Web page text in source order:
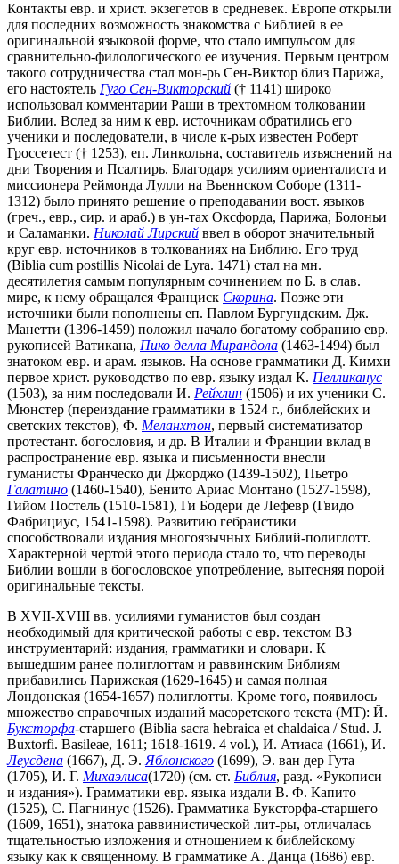
Контакты евр. и христ. экзегетов в средневек. Европе открыли
для последних возможность знакомства с Библией в ее
оригинальной языковой форме, что стало импульсом для
сравнительно-филологического ее изучения. Первым центром
такого сотрудничества стал мон-рь Сен-Виктор близ Парижа,
его настоятель Гуго Сен-Викторский († 1141) широко
использовал комментарии Раши в трехтомном толковании
Библии. Вслед за ним к евр. источникам обратились его
ученики и последователи, в числе к-рых известен Роберт
Гроссетест († 1253), еп. Линкольна, составитель изъяснений на
дни Творения и Псалтирь. Благодаря усилиям ориенталиста и
миссионера Реймонда Лулли на Вьеннском Соборе (1311-
1312) было принято решение о преподавании вост. языков
(греч., евр., сир. и араб.) в ун-тах Оксфорда, Парижа, Болоньи
и Саламанки. Николай Лирский ввел в оборот значительный
круг евр. источников в толкованиях на Библию. Его труд
(Biblia cum postillis Nicolai de Lyra. 1471) стал на мн.
десятилетия самым популярным сочинением по Б. в слав.
мире, к нему обращался Франциск Скорина. Позже эти
источники были пополнены еп. Павлом Бургундским. Дж.
Манетти (1396-1459) положил начало богатому собранию евр.
рукописей Ватикана, Пико делла Мирандола (1463-1494) был
знатоком евр. и арам. языков. На основе грамматики Д. Кимхи
первое христ. руководство по евр. языку издал К. Пелликанус
(1503), за ним последовали И. Рейхлин (1506) и их ученики С.
Мюнстер (переиздание грамматики в 1524 г., библейских и
светских текстов), Ф. Меланхтон, первый систематизатор
протестант. богословия, и др. В Италии и Франции вклад в
распространение евр. языка и письменности внесли
гуманисты Франческо ди Джорджо (1439-1502), Пьетро
Галатино (1460-1540), Бенито Ариас Монтано (1527-1598),
Гийом Постель (1510-1581), Ги Бодери де Лефевр (Гвидо
Фабрициус, 1541-1598). Развитию гебраистики
способствовали издания многоязычных Библий-полиглотт.
Характерной чертой этого периода стало то, что переводы
Библии вошли в богословское употребление, вытесняя порой
оригинальные тексты.
В XVII-XVIII вв. усилиями гуманистов был создан
необходимый для критической работы с евр. текстом ВЗ
инструментарий: издания, грамматики и словари. К
вышедшим ранее полиглоттам и раввинским Библиям
прибавились Парижская (1629-1645) и самая полная
Лондонская (1654-1657) полиглотты. Кроме того, появилось
множество справочных изданий масоретского текста (MT): Й.
Буксторфа-старшего (Biblia sacra hebraica et chaldaica / Stud. J.
Buxtorfi. Basileae, 1611; 1618-1619. 4 vol.), И. Атиаса (1661), И.
Леусдена (1667), Д. Э. Яблонского (1699), Э. ван дер Гута
(1705), И. Г. Михаэлиса(1720) (см. ст. Библия, разд. «Рукописи
и издания»). Грамматики евр. языка издали В. Ф. Капито
(1525), С. Пагнинус (1526). Грамматика Буксторфа-старшего
(1609, 1651), знатока раввинистической лит-ры, отличалась
тщательностью изложения и отношением к библейскому
языку как к священному. В грамматике А. Данца (1686) евр.